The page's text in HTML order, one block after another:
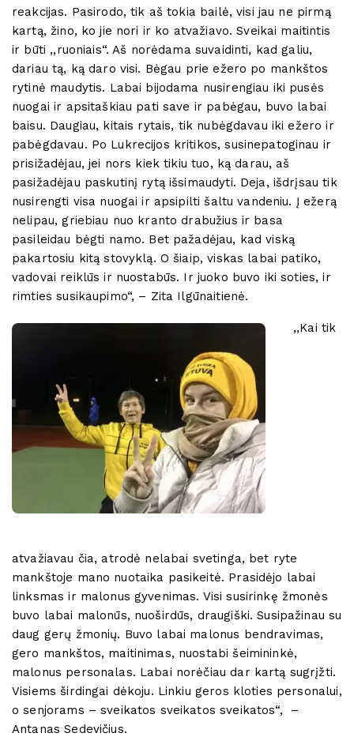
reakcijas. Pasirodo, tik aš tokia bailė, visi jau ne pirmą
kartą, žino, ko jie nori ir ko atvažiavo. Sveikai maitintis
ir būti ,,ruoniais“. Aš norėdama suvaidinti, kad galiu,
dariau tą, ką daro visi. Bėgau prie ežero po mankštos
rytinė maudytis. Labai bijodama nusirengiau iki pusės
nuogai ir apsitaškiau pati save ir pabėgau, buvo labai
baisu. Daugiau, kitais rytais, tik nubėgdavau iki ežero ir
pabėgdavau. Po Lukrecijos kritikos, susinepatoginau ir
prisižadėjau, jei nors kiek tikiu tuo, ką darau, aš
pasižadėjau paskutinį rytą išsimaudyti. Deja, išdrįsau tik
nusirengti visa nuogai ir apsipilti šaltu vandeniu. Į ežerą
nelipau, griebiau nuo kranto drabužius ir basa
pasileidau bėgti namo. Bet pažadėjau, kad viską
pakartosiu kitą stovyklą. O šiaip, viskas labai patiko,
vadovai reiklūs ir nuostabūs. Ir juoko buvo iki soties, ir
rimties susikaupimo“, – Zita Ilgūnaitienė.
,,Kai tik
atvažiavau čia, atrodė nelabai svetinga, bet ryte
mankštoje mano nuotaika pasikeitė. Prasidėjo labai
linksmas ir malonus gyvenimas. Visi susirinkę žmonės
buvo labai malonūs, nuoširdūs, draugiški. Susipažinau su
daug gerų žmonių. Buvo labai malonus bendravimas,
gero mankštos, maitinimas, nuostabi šeimininkė,
malonus personalas. Labai norėčiau dar kartą sugrįžti.
Visiems širdingai dėkoju. Linkiu geros kloties personalui,
o senjorams – sveikatos sveikatos sveikatos“, –
Antanas Sedevičius.